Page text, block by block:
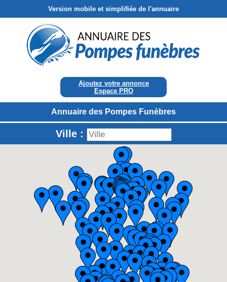
Version mobile et simplifiée de l'annuaire
Ajoutez votre annonce
Espace PRO
Annuaire des Pompes Funèbres
Ville :